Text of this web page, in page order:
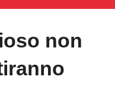
non